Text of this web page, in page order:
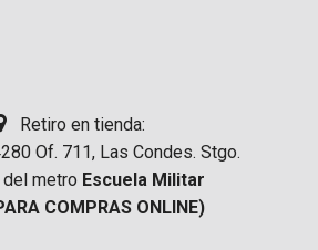
Retiro en tienda:
Of. 711, Las Condes. Stgo.
metro Escuela Militar
COMPRAS ONLINE)